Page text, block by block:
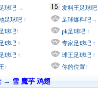
球吧 →
足球吧 ↑
球吧↑
球吧 ↑
球吧 ↑
↑
发料王足球吧
足球爆料吧→
pk足球吧 ↑
专家足球吧 ↑
球王足球吧 ↑
你的位置↑
→ 雪 魔芋 鸡翅